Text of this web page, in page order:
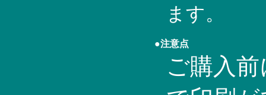
ます。
●注意点
ご購入